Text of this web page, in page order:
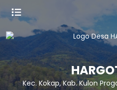
Kec. Kokap, Kab. Kulon